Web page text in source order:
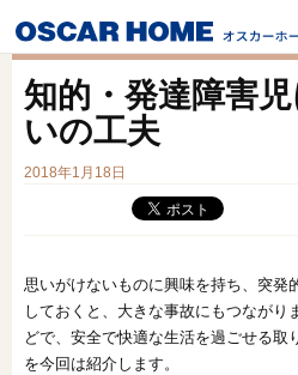
イベント・モデ
建築実
知的・発達障害
いの工夫
2018年1月18日
思いがけないものに興味を持ち、突発
しておくと、大きな事故にもつながり
どで、安全で快適な生活を過ごせる取
を今回は紹介します。